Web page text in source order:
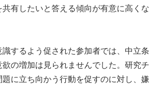
有したいと答える傾向が有意に高くな
するよう促された参加者では、中立条
の増加は見られませんでした。研究チ
に立ち向かう行動を促すのに対し、嫌